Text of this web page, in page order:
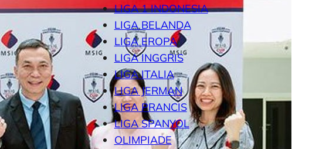
LIGA 1 INDONESIA
LIGA BELANDA
LIGA EROPA
LIGA INGGRIS
LIGA ITALIA
LIGA JERMAN
LIGA PRANCIS
LIGA SPANYOL
OLIMPIADE